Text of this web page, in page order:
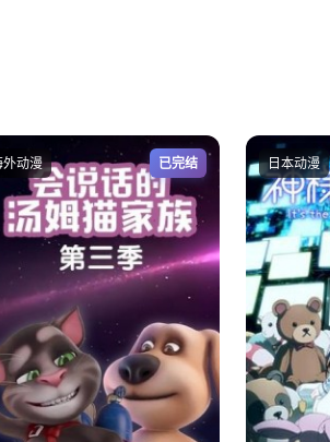
外动漫 已完结 日本动漫